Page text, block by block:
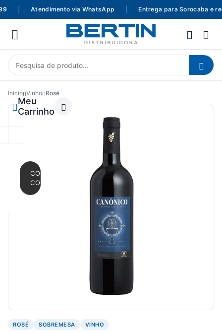
Atendimento via WhatsApp Entrega para Sorocaba e
Meu
Carrinho
CONTINUAR
COMPRANDO
Início Vinho Rosé
ROSÉ SOBREMESA VINHO